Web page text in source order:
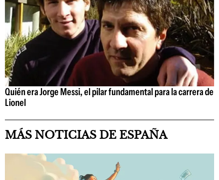
Quién era Jorge Messi, el pilar fundamental para la carrera de
Lionel
MÁS NOTICIAS DE ESPAÑA